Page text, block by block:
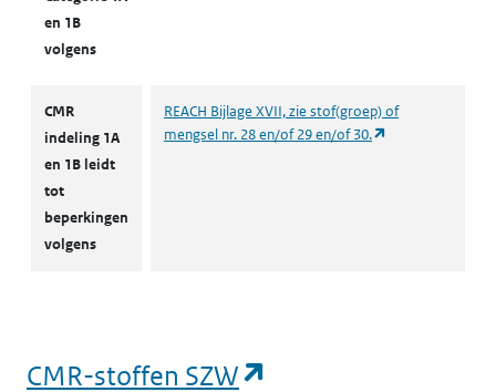
en 1B
volgens
CMR
indeling 1A
en 1B leidt
tot
beperkingen
volgens
REACH Bijlage XVII, zie stof(groep) of
mengsel nr. 28 en/of 29 en/of 30.
CMR-stoffen SZW